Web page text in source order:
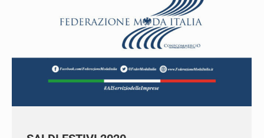
News ByAscomVda 21 Aprile 2020